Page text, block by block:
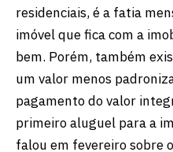
residenciais, é a fatia
imóvel que fica com a
bem. Porém, também
um valor menos
pagamento do valor
primeiro aluguel para a
falou em fevereiro sobre